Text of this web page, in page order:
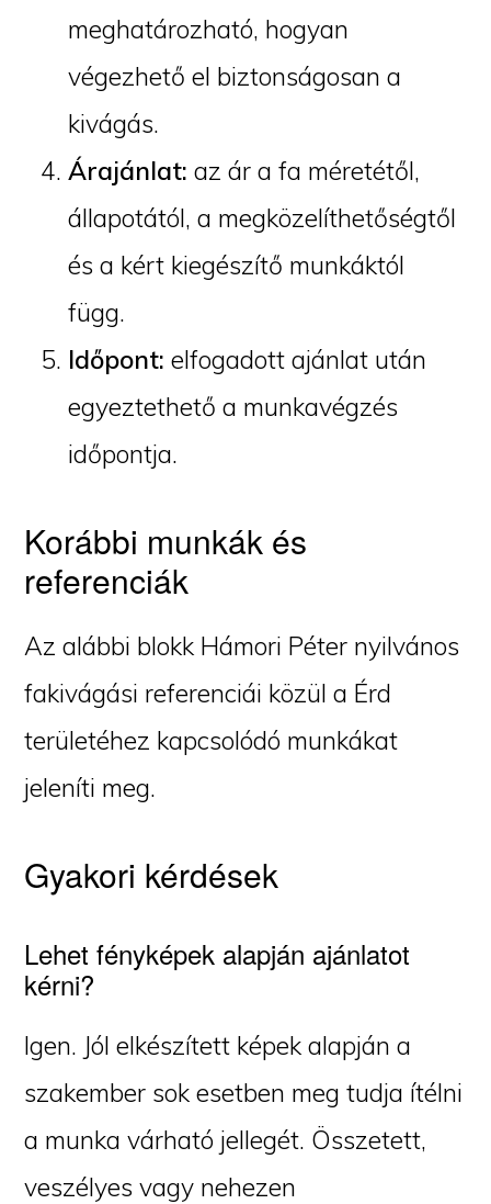
meghatározható, hogyan
végezhető el biztonságosan a
kivágás.
Árajánlat: az ár a fa méretétől,
állapotától, a megközelíthetőségtől
és a kért kiegészítő munkáktól
függ.
Időpont: elfogadott ajánlat után
egyeztethető a munkavégzés
időpontja.
Korábbi munkák és
referenciák
Az alábbi blokk Hámori Péter nyilvános
fakivágási referenciái közül a Érd
területéhez kapcsolódó munkákat
jeleníti meg.
Gyakori kérdések
Lehet fényképek alapján ajánlatot
kérni?
Igen. Jól elkészített képek alapján a
szakember sok esetben meg tudja ítélni
a munka várható jellegét. Összetett,
veszélyes vagy nehezen